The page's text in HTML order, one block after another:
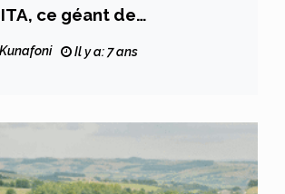
ce géant de
qui s’en est allé sans
Il y a: 7 ans